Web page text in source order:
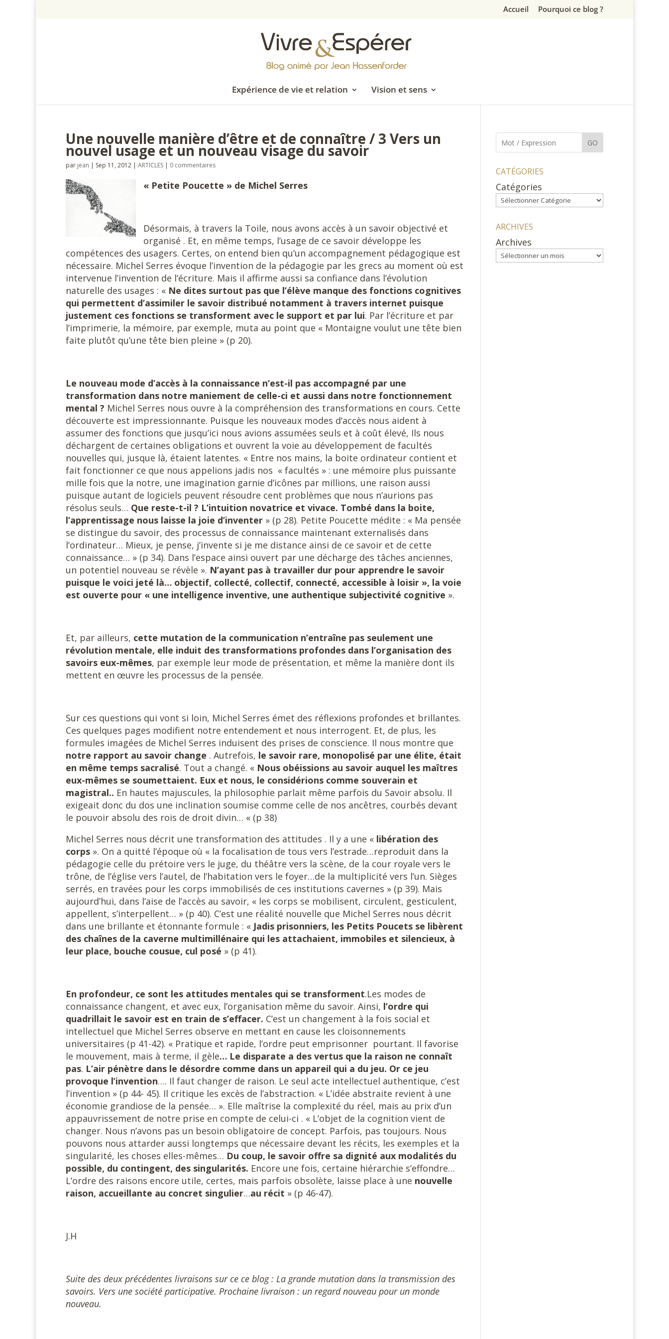
Accueil Pourquoi ce blog ?
Expérience de vie et relation Vision et sens
Une nouvelle manière d’être et de connaître / 3 Vers un
nouvel usage et un nouveau visage du savoir
par jean | Sep 11, 2012 | ARTICLES | 0 commentaires
« Petite Poucette » de Michel Serres
Désormais, à travers la Toile, nous avons accès à un savoir objectivé et
organisé . Et, en même temps, l’usage de ce savoir développe les
compétences des usagers. Certes, on entend bien qu’un accompagnement pédagogique est
nécessaire. Michel Serres évoque l’invention de la pédagogie par les grecs au moment où est
intervenue l’invention de l’écriture. Mais il affirme aussi sa confiance dans l’évolution
naturelle des usages : « Ne dites surtout pas que l’élève manque des fonctions cognitives
qui permettent d’assimiler le savoir distribué notamment à travers internet puisque
justement ces fonctions se transforment avec le support et par lui. Par l’écriture et par
l’imprimerie, la mémoire, par exemple, muta au point que « Montaigne voulut une tête bien
faite plutôt qu’une tête bien pleine » (p 20).
Le nouveau mode d’accès à la connaissance n’est-il pas accompagné par une
transformation dans notre maniement de celle-ci et aussi dans notre fonctionnement
mental ? Michel Serres nous ouvre à la compréhension des transformations en cours. Cette
découverte est impressionnante. Puisque les nouveaux modes d’accès nous aident à
assumer des fonctions que jusqu’ici nous avions assumées seuls et à coût élevé, Ils nous
déchargent de certaines obligations et ouvrent la voie au développement de facultés
nouvelles qui, jusque là, étaient latentes. « Entre nos mains, la boite ordinateur contient et
fait fonctionner ce que nous appelions jadis nos « facultés » : une mémoire plus puissante
mille fois que la notre, une imagination garnie d’icônes par millions, une raison aussi
puisque autant de logiciels peuvent résoudre cent problèmes que nous n’aurions pas
résolus seuls… Que reste-t-il ? L’intuition novatrice et vivace. Tombé dans la boite,
l’apprentissage nous laisse la joie d’inventer » (p 28). Petite Poucette médite : « Ma pensée
se distingue du savoir, des processus de connaissance maintenant externalisés dans
l’ordinateur… Mieux, je pense, j’invente si je me distance ainsi de ce savoir et de cette
connaissance… » (p 34). Dans l’espace ainsi ouvert par une décharge des tâches anciennes,
un potentiel nouveau se révèle ». N’ayant pas à travailler dur pour apprendre le savoir
puisque le voici jeté là… objectif, collecté, collectif, connecté, accessible à loisir », la voie
est ouverte pour « une intelligence inventive, une authentique subjectivité cognitive ».
Et, par ailleurs, cette mutation de la communication n’entraîne pas seulement une
révolution mentale, elle induit des transformations profondes dans l’organisation des
savoirs eux-mêmes, par exemple leur mode de présentation, et même la manière dont ils
mettent en œuvre les processus de la pensée.
Sur ces questions qui vont si loin, Michel Serres émet des réflexions profondes et brillantes.
Ces quelques pages modifient notre entendement et nous interrogent. Et, de plus, les
formules imagées de Michel Serres induisent des prises de conscience. Il nous montre que
notre rapport au savoir change . Autrefois, le savoir rare, monopolisé par une élite, était
en même temps sacralisé. Tout a changé. « Nous obéissions au savoir auquel les maîtres
eux-mêmes se soumettaient. Eux et nous, le considérions comme souverain et
magistral.. En hautes majuscules, la philosophie parlait même parfois du Savoir absolu. Il
exigeait donc du dos une inclination soumise comme celle de nos ancêtres, courbés devant
le pouvoir absolu des rois de droit divin… « (p 38)
Michel Serres nous décrit une transformation des attitudes . Il y a une « libération des
corps ». On a quitté l’époque où « la focalisation de tous vers l’estrade…reproduit dans la
pédagogie celle du prétoire vers le juge, du théâtre vers la scène, de la cour royale vers le
trône, de l’église vers l’autel, de l’habitation vers le foyer…de la multiplicité vers l’un. Sièges
serrés, en travées pour les corps immobilisés de ces institutions cavernes » (p 39). Mais
aujourd’hui, dans l’aise de l’accès au savoir, « les corps se mobilisent, circulent, gesticulent,
appellent, s’interpellent… » (p 40). C’est une réalité nouvelle que Michel Serres nous décrit
dans une brillante et étonnante formule : « Jadis prisonniers, les Petits Poucets se libèrent
des chaînes de la caverne multimillénaire qui les attachaient, immobiles et silencieux, à
leur place, bouche cousue, cul posé » (p 41).
En profondeur, ce sont les attitudes mentales qui se transforment.Les modes de
connaissance changent, et avec eux, l’organisation même du savoir. Ainsi, l’ordre qui
quadrillait le savoir est en train de s’effacer. C’est un changement à la fois social et
intellectuel que Michel Serres observe en mettant en cause les cloisonnements
universitaires (p 41-42). « Pratique et rapide, l’ordre peut emprisonner pourtant. Il favorise
le mouvement, mais à terme, il gèle… Le disparate a des vertus que la raison ne connaît
pas. L’air pénètre dans le désordre comme dans un appareil qui a du jeu. Or ce jeu
provoque l’invention…. Il faut changer de raison. Le seul acte intellectuel authentique, c’est
l’invention » (p 44- 45). Il critique les excès de l’abstraction. « L’idée abstraite revient à une
économie grandiose de la pensée… ». Elle maîtrise la complexité du réel, mais au prix d’un
appauvrissement de notre prise en compte de celui-ci . « L’objet de la cognition vient de
changer. Nous n’avons pas un besoin obligatoire de concept. Parfois, pas toujours. Nous
pouvons nous attarder aussi longtemps que nécessaire devant les récits, les exemples et la
singularité, les choses elles-mêmes… Du coup, le savoir offre sa dignité aux modalités du
possible, du contingent, des singularités. Encore une fois, certaine hiérarchie s’effondre…
L’ordre des raisons encore utile, certes, mais parfois obsolète, laisse place à une nouvelle
raison, accueillante au concret singulier…au récit » (p 46-47).
J.H
Suite des deux précédentes livraisons sur ce ce blog : La grande mutation dans la transmission des
savoirs. Vers une société participative. Prochaine livraison : un regard nouveau pour un monde
nouveau.
GO
CATÉGORIES
Catégories
ARCHIVES
Archives